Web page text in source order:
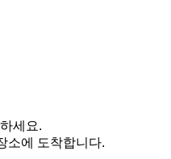
세요.
소에 도착합니다.